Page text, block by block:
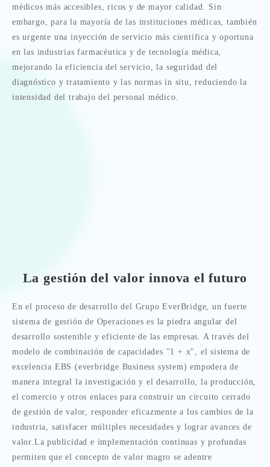
médicos más accesibles, ricos y de mayor calidad. Sin
embargo, para la mayoría de las instituciones médicas, también
es urgente una inyección de servicio más científica y oportuna
en las industrias farmacéutica y de tecnología médica,
mejorando la eficiencia del servicio, la seguridad del
diagnóstico y tratamiento y las normas in situ, reduciendo la
intensidad del trabajo del personal médico.
La gestión del valor innova el futuro
En el proceso de desarrollo del Grupo EverBridge, un fuerte
sistema de gestión de Operaciones es la piedra angular del
desarrollo sostenible y eficiente de las empresas. A través del
modelo de combinación de capacidades "1 + x", el sistema de
excelencia EBS (everbridge Business system) empodera de
manera integral la investigación y el desarrollo, la producción,
el comercio y otros enlaces para construir un circuito cerrado
de gestión de valor, responder eficazmente a los cambios de la
industria, satisfacer múltiples necesidades y lograr avances de
valor.La publicidad e implementación continuas y profundas
permiten que el concepto de valor magro se adentre